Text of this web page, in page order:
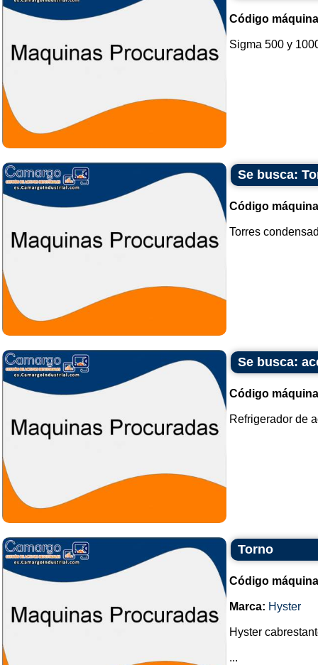
Código
Sigma 500 y
Se busca:
Código
Torres
Se busca:
Código
Refrigerador de
Torno
Código
Marca: Hyster
Hyster
...